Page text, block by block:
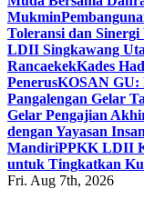
Mukmin
Toleransi dan Sinergi
LDII Singkawang
RancaekekKades
PenerusKOSAN GU:
Pangalengan Gelar
Gelar Pengajian
dengan Yayasan
MandiriPPKK LDII
untuk Tingkatkan
Fri. Aug 7th, 2026